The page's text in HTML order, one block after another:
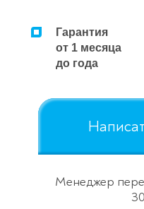
Гарантия
от 1 месяца
до года
Менеджер